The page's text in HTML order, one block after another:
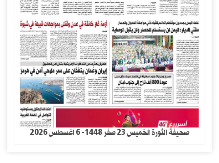
صحيفة الثورة الخميس 23 صفر 1448- 6 اغسطس 2026